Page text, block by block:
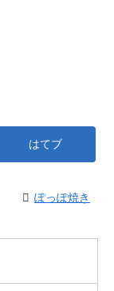
はてブ
ぽっぽ焼き